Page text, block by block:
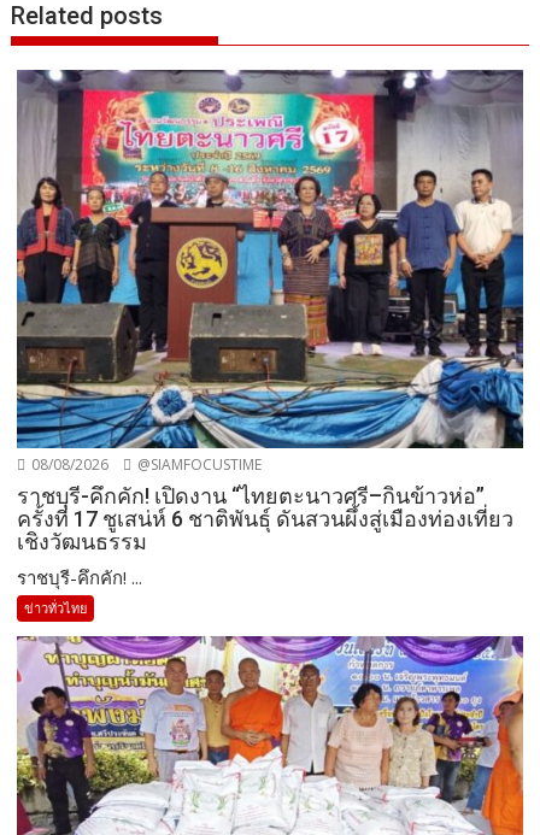
Related posts
08/08/2026 @SIAMFOCUSTIME
ราชบุรี-คึกคัก! เปิดงาน “ไทยตะนาวศรี–กินข้าวห่อ”
ครั้งที่ 17 ชูเสน่ห์ 6 ชาติพันธุ์ ดันสวนผึ้งสู่เมืองท่องเที่ยว
เชิงวัฒนธรรม
ราชบุรี-คึกคัก! ...
ข่าวทั่วไทย